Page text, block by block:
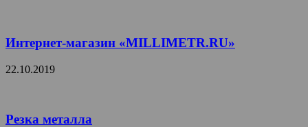
Интернет-магазин «MILLIMETR.RU»
22.10.2019
Резка металла